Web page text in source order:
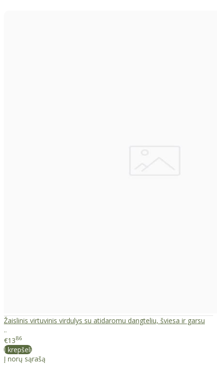
Žaislinis virtuvinis virdulys su atidaromu dangteliu, šviesa ir garsu
..
€1386
Į krepšelį
Į norų sąrašą